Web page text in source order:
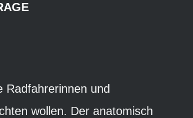
Radfahrerinnen und
wollen. Der anatomisch